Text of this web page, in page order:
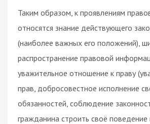
Таким образом, к проявлениям
относятся знание действующего
(наиболее важных его положений),
распространение правовой
уважительное отношение к праву
прав, добросовестное исполнение
обязанностей, соблюдение
гражданина строить своё поведение